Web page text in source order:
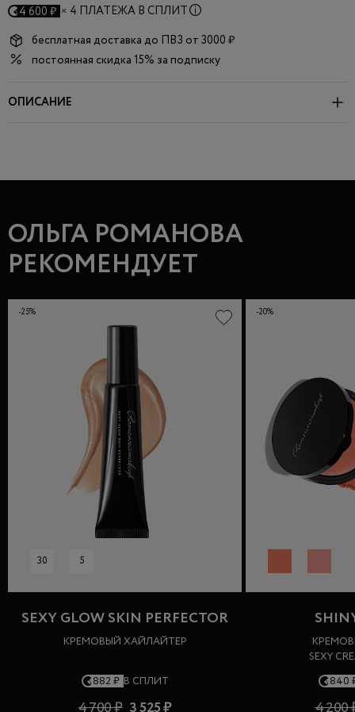
4 600 ₽ × 4 ПЛАТЕЖА В СПЛИТ
бесплатная доставка до ПВЗ от 3000 ₽
постоянная скидка 15% за подписку
ОПИСАНИЕ
ОЛЬГА РОМАНОВА
РЕКОМЕНДУЕТ
-25%
30 5
SEXY GLOW SKIN PERFECTOR
КРЕМОВЫЙ ХАЙЛАЙТЕР
882 ₽ В СПЛИТ
4 700 ₽ 3 525 ₽
-20%
SEXY
840
4 200